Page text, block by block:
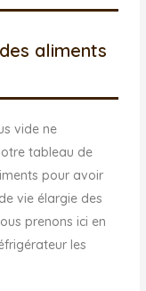
aliments
vide ne
tableau de
pour avoir
vie élargie des
prenons ici en
les